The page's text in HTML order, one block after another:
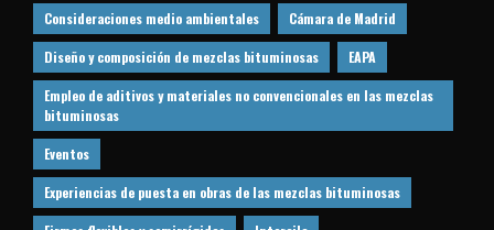
Consideraciones medio ambientales Cámara de Madrid
Diseño y composición de mezclas bituminosas EAPA
Empleo de aditivos y materiales no convencionales en las mezclas
bituminosas
Eventos
Experiencias de puesta en obras de las mezclas bituminosas